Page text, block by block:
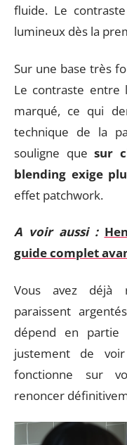
fluide. Le
lumineux dès la
Sur une base très
Le contraste
marqué, ce qui
technique de la
souligne quesur
blending exige
effet patchwork.
A voir aussi :
guide complet
Vous avez déjà
paraissent
dépend en
justement de
fonctionne sur
renoncer